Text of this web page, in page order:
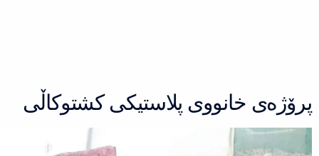
پرۆژەی خانووی پلاستیكی كشتوكاڵی